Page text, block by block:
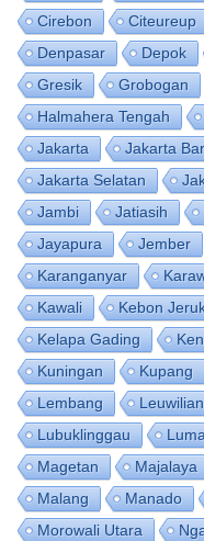
Cirebon
Citeureup
Denpasar
Depok
Gresik
Grobogan
Halmahera Tengah
Jakarta
Jakarta
Jakarta Selatan
Jambi
Jatiasih
Jayapura
Jember
Karanganyar
Kawali
Kebon
Kelapa Gading
Kuningan
Kupang
Lembang
Lubuklinggau
Magetan
Majalaya
Malang
Manado
Morowali Utara